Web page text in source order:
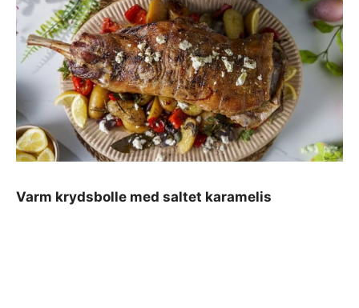
Varm krydsbolle med saltet karamelis